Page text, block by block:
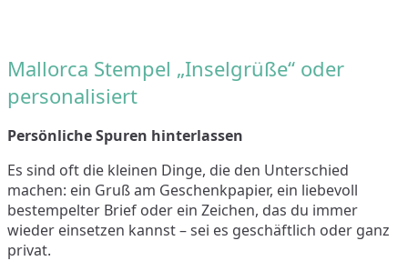
Mallorca Stempel „Inselgrüße“ oder
personalisiert
Persönliche Spuren hinterlassen
Es sind oft die kleinen Dinge, die den Unterschied
machen: ein Gruß am Geschenkpapier, ein liebevoll
bestempelter Brief oder ein Zeichen, das du immer
wieder einsetzen kannst – sei es geschäftlich oder ganz
privat.